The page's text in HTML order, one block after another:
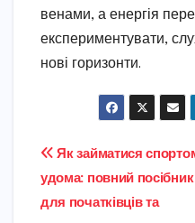
венами, а енергія
експериментувати,
нові горизонти.
Навігація
записів
Як займатися
удома: повний посібник
для початківців та